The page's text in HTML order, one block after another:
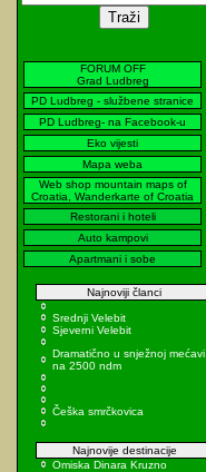
FORUM OFF
Grad Ludbreg
PD Ludbreg - službene stranice
PD Ludbreg- na Facebook-u
Eko vijesti
Mapa weba
Web shop mountain maps of
Croatia, Wanderkarte of Croatia
Restorani i hoteli
Auto kampovi
Apartmani i sobe
Najnoviji članci
Srednji Velebit
Sjeverni Velebit
Dramatično u snježnoj mećavi
na 2500 ndm
Češka smrčkovica
Najnovije destinacije
Omiska Dinara Kruzno